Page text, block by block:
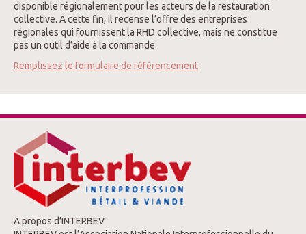
disponible régionalement pour les acteurs de la restauration
collective. A cette fin, il recense l’offre des entreprises
régionales qui fournissent la RHD collective, mais ne constitue
pas un outil d’aide à la commande.
Remplissez le formulaire de référencement
A propos d’INTERBEV